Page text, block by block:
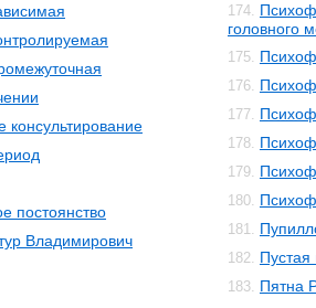
консультирование
постоянство
Владимирович
174.
головного
175.
176.
177.
178.
179.
180.
181.
182. Пустая
183. Пятна